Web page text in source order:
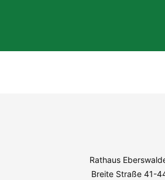
Rathaus
Breite Straße 41-